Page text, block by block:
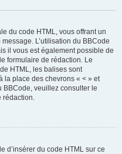
du code HTML, vous offrant un
L’utilisation du BBCode
il vous est également possible de
formulaire de rédaction. Le
HTML, les balises sont
la place des chevrons « < » et
BBCode, veuillez consulter le
rédaction.
d’insérer du code HTML sur ce